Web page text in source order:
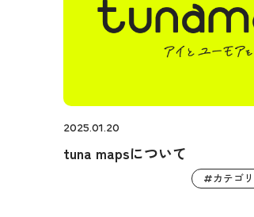
2025.01.20
tuna mapsについて
#カテゴ